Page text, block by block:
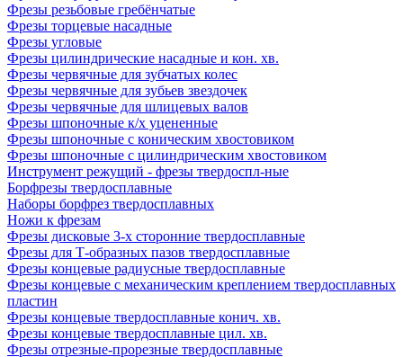
Фрезы резьбовые гребёнчатые
Фрезы торцевые насадные
Фрезы угловые
Фрезы цилиндрические насадные и кон. хв.
Фрезы червячные для зубчатых колес
Фрезы червячные для зубьев звездочек
Фрезы червячные для шлицевых валов
Фрезы шпоночные к/х уцененные
Фрезы шпоночные с коническим хвостовиком
Фрезы шпоночные с цилиндрическим хвостовиком
Инструмент режущий - фрезы твердоспл-ные
Борфрезы твердосплавные
Наборы борфрез твердосплавных
Ножи к фрезам
Фрезы дисковые 3-х сторонние твердосплавные
Фрезы для Т-образных пазов твердосплавные
Фрезы концевые радиусные твердосплавные
Фрезы концевые с механическим креплением твердосплавных
пластин
Фрезы концевые твердосплавные конич. хв.
Фрезы концевые твердосплавные цил. хв.
Фрезы отрезные-прорезные твердосплавные